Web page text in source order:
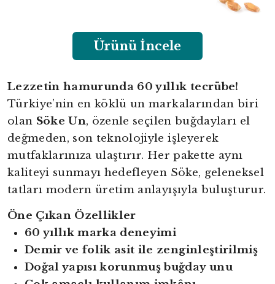
Ürünü İncele
Lezzetin hamurunda 60 yıllık tecrübe!
Türkiye’nin en köklü un markalarından biri
olan Söke Un, özenle seçilen buğdayları el
değmeden, son teknolojiyle işleyerek
mutfaklarınıza ulaştırır. Her pakette aynı
kaliteyi sunmayı hedefleyen Söke, geleneksel
tatları modern üretim anlayışıyla buluşturur.
Öne Çıkan Özellikler
60 yıllık marka deneyimi
Demir ve folik asit ile zenginleştirilmiş
Doğal yapısı korunmuş buğday unu